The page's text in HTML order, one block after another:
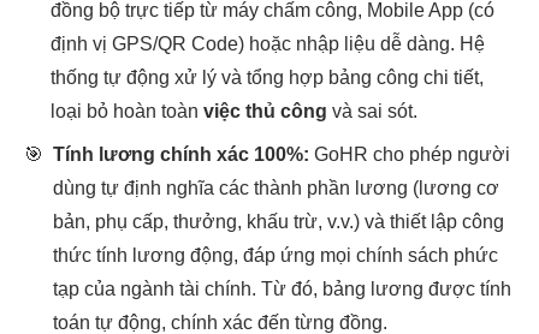
đồng bộ trực tiếp từ máy chấm công, Mobile App (có
định vị GPS/QR Code) hoặc nhập liệu dễ dàng. Hệ
thống tự động xử lý và tổng hợp bảng công chi tiết,
loại bỏ hoàn toàn việc thủ công và sai sót.
🎯 Tính lương chính xác 100%: GoHR cho phép người
dùng tự định nghĩa các thành phần lương (lương cơ
bản, phụ cấp, thưởng, khấu trừ, v.v.) và thiết lập công
thức tính lương động, đáp ứng mọi chính sách phức
tạp của ngành tài chính. Từ đó, bảng lương được tính
toán tự động, chính xác đến từng đồng.